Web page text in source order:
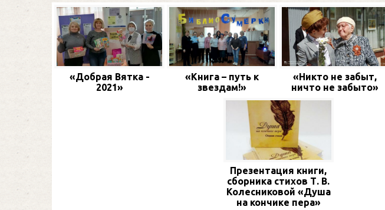
«Добрая Вятка -
2021»
«Книга – путь к
звездам!»
«Никто не забыт,
ничто не забыто»
Презентация книги,
сборника стихов Т. В.
Колесниковой «Душа
на кончике пера»